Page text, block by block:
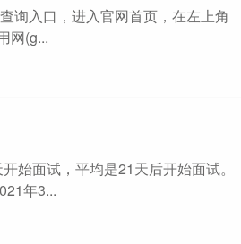
询入口，进入官网首页，在左上角
网(g...
始面试，平均是21天后开始面试。
年3...